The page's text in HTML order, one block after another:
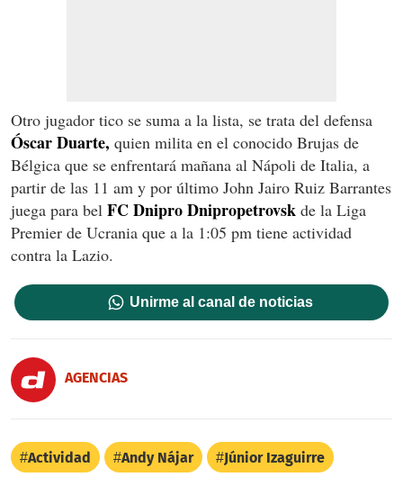
Otro jugador tico se suma a la lista, se trata del defensa
Óscar Duarte, quien milita en el conocido Brujas de
Bélgica que se enfrentará mañana al Nápoli de Italia, a
partir de las 11 am y por último John Jairo Ruiz Barrantes
juega para bel FC Dnipro Dnipropetrovsk de la Liga
Premier de Ucrania que a la 1:05 pm tiene actividad
contra la Lazio.
Unirme al canal de noticias
AGENCIAS
Actividad Andy Nájar Júnior Izaguirre